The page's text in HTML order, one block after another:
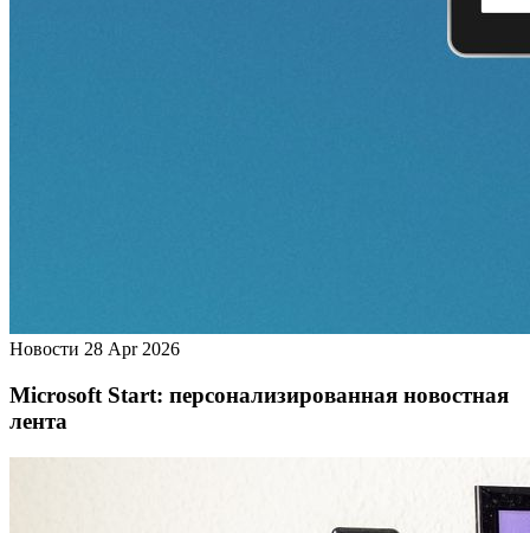
Новости 28 Apr 2026
Microsoft Start: персонализированная новостная
лента